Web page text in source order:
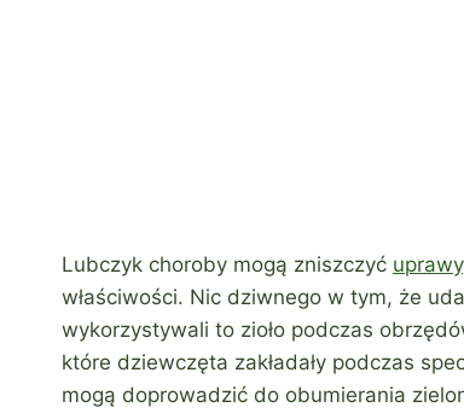
Lubczyk choroby mogą zniszczyć uprawy
właściwości. Nic dziwnego w tym, że
wykorzystywali to zioło podczas
które dziewczęta zakładały podczas
mogą doprowadzić do obumierania